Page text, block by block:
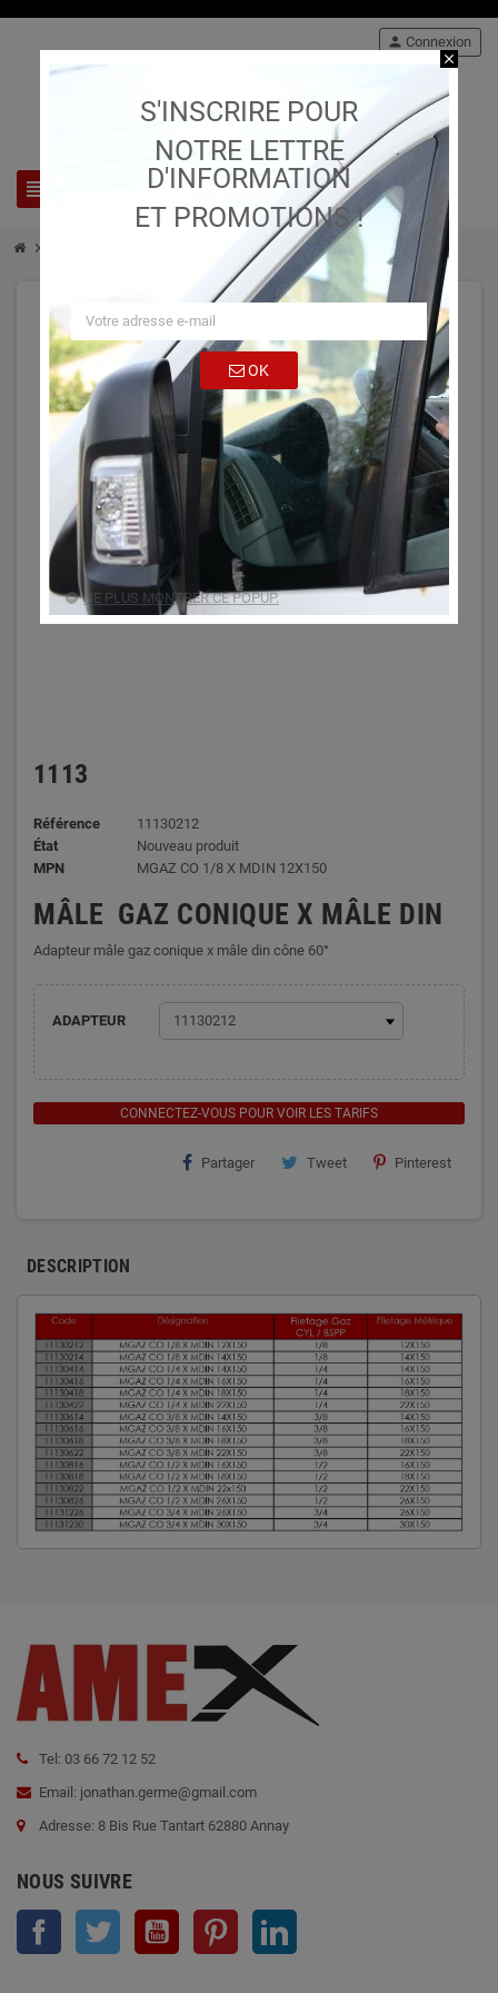
view_headline search
person Connexion
chevron_right chevron_right 1113
1113
Référence
11130212
État
Nouveau produit
MPN
MGAZ CO 1/8 X MDIN 12X150
MÂLE GAZ CONIQUE X MÂLE DIN
Adapteur mâle gaz conique x mâle din cône 60°
ADAPTEUR
CONNECTEZ-VOUS POUR VOIR LES TARIFS
Partager Tweet Pinterest
DESCRIPTION
Tel: 03 66 72 12 52
Email: jonathan.germe@gmail.com
Adresse: 8 Bis Rue Tantart 62880 Annay
NOUS SUIVRE
Facebook Twitter YouTube Pinterest
close
S'INSCRIRE POUR
NOTRE LETTRE
D'INFORMATION
ET PROMOTIONS !
OK
NE PLUS MONTRER CE POPUP.